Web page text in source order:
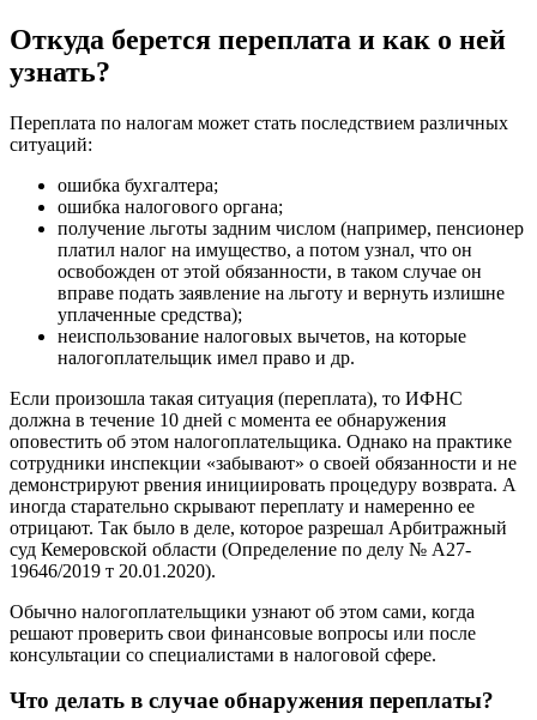
Откуда берется переплата и как о ней
узнать?
Переплата по налогам может стать последствием различных
ситуаций:
ошибка бухгалтера;
ошибка налогового органа;
получение льготы задним числом (например, пенсионер
платил налог на имущество, а потом узнал, что он
освобожден от этой обязанности, в таком случае он
вправе подать заявление на льготу и вернуть излишне
уплаченные средства);
неиспользование налоговых вычетов, на которые
налогоплательщик имел право и др.
Если произошла такая ситуация (переплата), то ИФНС
должна в течение 10 дней с момента ее обнаружения
оповестить об этом налогоплательщика. Однако на практике
сотрудники инспекции «забывают» о своей обязанности и не
демонстрируют рвения инициировать процедуру возврата. А
иногда старательно скрывают переплату и намеренно ее
отрицают. Так было в деле, которое разрешал Арбитражный
суд Кемеровской области (Определение по делу № А27-
19646/2019 т 20.01.2020).
Обычно налогоплательщики узнают об этом сами, когда
решают проверить свои финансовые вопросы или после
консультации со специалистами в налоговой сфере.
Что делать в случае обнаружения переплаты?